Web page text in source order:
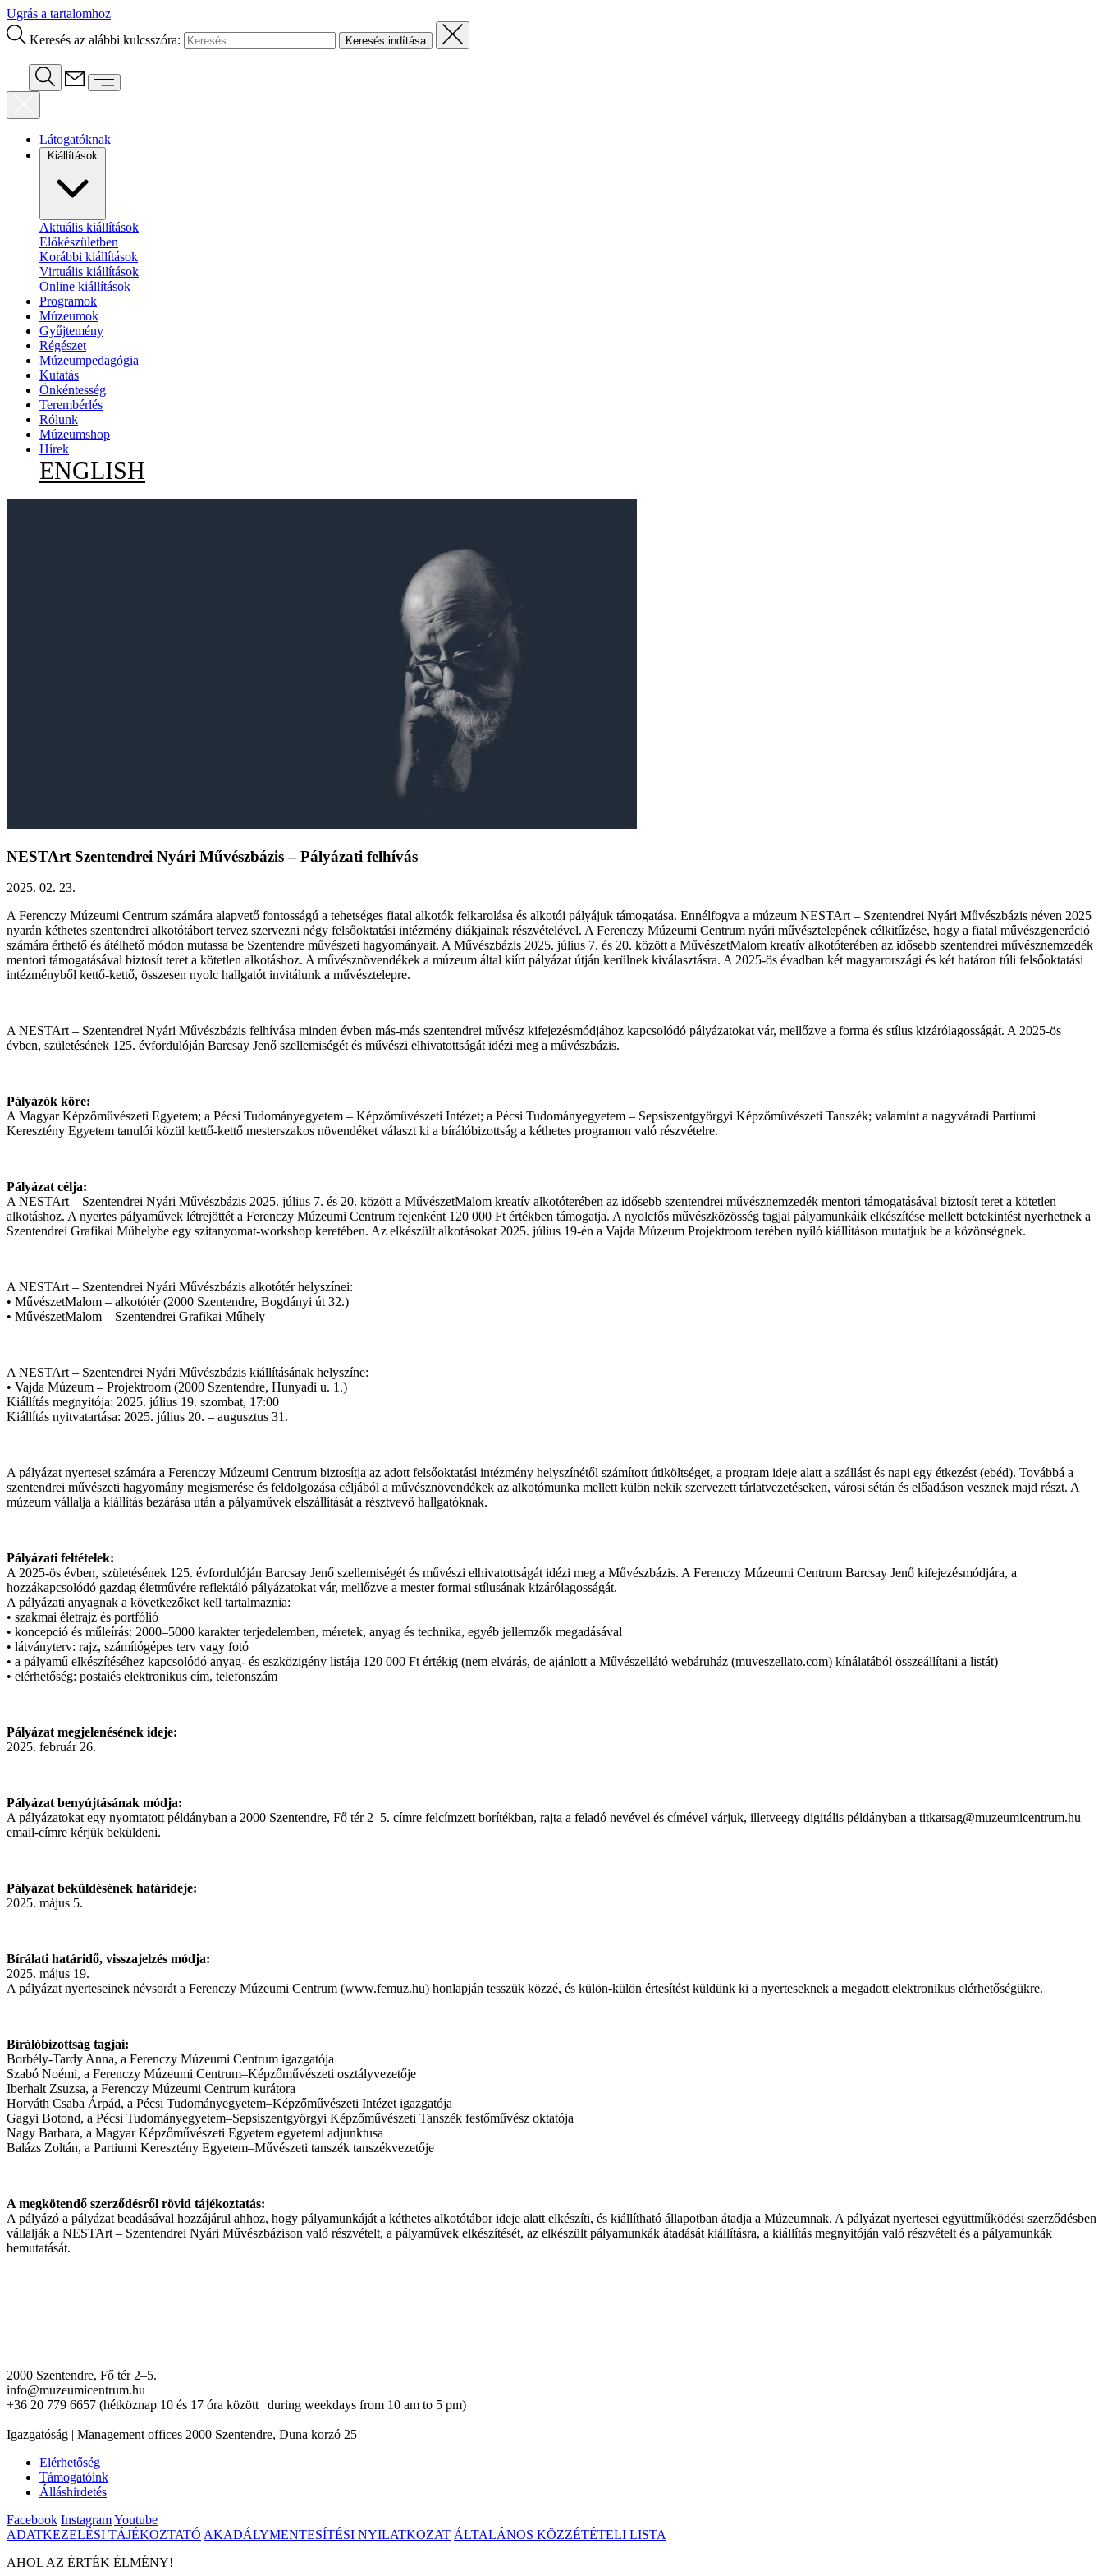
Ugrás a tartalomhoz
Keresés az alábbi kulcsszóra:
Látogatóknak
Kiállítások
Aktuális kiállítások
Előkészületben
Korábbi kiállítások
Virtuális kiállítások
Online kiállítások
Programok
Múzeumok
Gyűjtemény
Régészet
Múzeumpedagógia
Kutatás
Önkéntesség
Terembérlés
Rólunk
Múzeumshop
Hírek
ENGLISH
NESTArt Szentendrei Nyári Művészbázis – Pályázati felhívás
2025. 02. 23.
A Ferenczy Múzeumi Centrum számára alapvető fontosságú a tehetséges fiatal alkotók felkarolása és alkotói pályájuk támogatása. Ennélfogva a múzeum NESTArt – Szentendrei Nyári Művészbázis néven 2025
nyarán kéthetes szentendrei alkotótábort tervez szervezni négy felsőoktatási intézmény diákjainak részvételével. A Ferenczy Múzeumi Centrum nyári művésztelepének célkitűzése, hogy a fiatal művészgeneráció
számára érthető és átélhető módon mutassa be Szentendre művészeti hagyományait. A Művészbázis 2025. július 7. és 20. között a MűvészetMalom kreatív alkotóterében az idősebb szentendrei művésznemzedék
mentori támogatásával biztosít teret a kötetlen alkotáshoz. A művésznövendékek a múzeum által kiírt pályázat útján kerülnek kiválasztásra. A 2025-ös évadban két magyarországi és két határon túli felsőoktatási
intézményből kettő-kettő, összesen nyolc hallgatót invitálunk a művésztelepre.
A NESTArt – Szentendrei Nyári Művészbázis felhívása minden évben más-más szentendrei művész kifejezésmódjához kapcsolódó pályázatokat vár, mellőzve a forma és stílus kizárólagosságát. A 2025-ös
évben, születésének 125. évfordulóján Barcsay Jenő szellemiségét és művészi elhivatottságát idézi meg a művészbázis.
Pályázók köre:
A Magyar Képzőművészeti Egyetem; a Pécsi Tudományegyetem – Képzőművészeti Intézet; a Pécsi Tudományegyetem – Sepsiszentgyörgyi Képzőművészeti Tanszék; valamint a nagyváradi Partiumi
Keresztény Egyetem tanulói közül kettő-kettő mesterszakos növendéket választ ki a bírálóbizottság a kéthetes programon való részvételre.
Pályázat célja:
A NESTArt – Szentendrei Nyári Művészbázis 2025. július 7. és 20. között a MűvészetMalom kreatív alkotóterében az idősebb szentendrei művésznemzedék mentori támogatásával biztosít teret a kötetlen
alkotáshoz. A nyertes pályaművek létrejöttét a Ferenczy Múzeumi Centrum fejenként 120 000 Ft értékben támogatja. A nyolcfős művészközösség tagjai pályamunkáik elkészítése mellett betekintést nyerhetnek a
Szentendrei Grafikai Műhelybe egy szitanyomat-workshop keretében. Az elkészült alkotásokat 2025. július 19-én a Vajda Múzeum Projektroom terében nyíló kiállításon mutatjuk be a közönségnek.
A NESTArt – Szentendrei Nyári Művészbázis alkotótér helyszínei:
• MűvészetMalom – alkotótér (2000 Szentendre, Bogdányi út 32.)
• MűvészetMalom – Szentendrei Grafikai Műhely
A NESTArt – Szentendrei Nyári Művészbázis kiállításának helyszíne:
• Vajda Múzeum – Projektroom (2000 Szentendre, Hunyadi u. 1.)
Kiállítás megnyitója: 2025. július 19. szombat, 17:00
Kiállítás nyitvatartása: 2025. július 20. – augusztus 31.
A pályázat nyertesei számára a Ferenczy Múzeumi Centrum biztosítja az adott felsőoktatási intézmény helyszínétől számított útiköltséget, a program ideje alatt a szállást és napi egy étkezést (ebéd). Továbbá a
szentendrei művészeti hagyomány megismerése és feldolgozása céljából a művésznövendékek az alkotómunka mellett külön nekik szervezett tárlatvezetéseken, városi sétán és előadáson vesznek majd részt. A
múzeum vállalja a kiállítás bezárása után a pályaművek elszállítását a résztvevő hallgatóknak.
Pályázati feltételek:
A 2025-ös évben, születésének 125. évfordulóján Barcsay Jenő szellemiségét és művészi elhivatottságát idézi meg a Művészbázis. A Ferenczy Múzeumi Centrum Barcsay Jenő kifejezésmódjára, a
hozzákapcsolódó gazdag életművére reflektáló pályázatokat vár, mellőzve a mester formai stílusának kizárólagosságát.
A pályázati anyagnak a következőket kell tartalmaznia:
• szakmai életrajz és portfólió
• koncepció és műleírás: 2000–5000 karakter terjedelemben, méretek, anyag és technika, egyéb jellemzők megadásával
• látványterv: rajz, számítógépes terv vagy fotó
• a pályamű elkészítéséhez kapcsolódó anyag- és eszközigény listája 120 000 Ft értékig (nem elvárás, de ajánlott a Művészellátó webáruház (muveszellato.com) kínálatából összeállítani a listát)
• elérhetőség: postaiés elektronikus cím, telefonszám
Pályázat megjelenésének ideje:
2025. február 26.
Pályázat benyújtásának módja:
A pályázatokat egy nyomtatott példányban a 2000 Szentendre, Fő tér 2–5. címre felcímzett borítékban, rajta a feladó nevével és címével várjuk, illetveegy digitális példányban a titkarsag@muzeumicentrum.hu
email-címre kérjük beküldeni.
Pályázat beküldésének határideje:
2025. május 5.
Bírálati határidő, visszajelzés módja:
2025. május 19.
A pályázat nyerteseinek névsorát a Ferenczy Múzeumi Centrum (www.femuz.hu) honlapján tesszük közzé, és külön-külön értesítést küldünk ki a nyerteseknek a megadott elektronikus elérhetőségükre.
Bírálóbizottság tagjai:
Borbély-Tardy Anna, a Ferenczy Múzeumi Centrum igazgatója
Szabó Noémi, a Ferenczy Múzeumi Centrum–Képzőművészeti osztályvezetője
Iberhalt Zsuzsa, a Ferenczy Múzeumi Centrum kurátora
Horváth Csaba Árpád, a Pécsi Tudományegyetem–Képzőművészeti Intézet igazgatója
Gagyi Botond, a Pécsi Tudományegyetem–Sepsiszentgyörgyi Képzőművészeti Tanszék festőművész oktatója
Nagy Barbara, a Magyar Képzőművészeti Egyetem egyetemi adjunktusa
Balázs Zoltán, a Partiumi Keresztény Egyetem–Művészeti tanszék tanszékvezetője
A megkötendő szerződésről rövid tájékoztatás:
A pályázó a pályázat beadásával hozzájárul ahhoz, hogy pályamunkáját a kéthetes alkotótábor ideje alatt elkészíti, és kiállítható állapotban átadja a Múzeumnak. A pályázat nyertesei együttműködési szerződésben
vállalják a NESTArt – Szentendrei Nyári Művészbázison való részvételt, a pályaművek elkészítését, az elkészült pályamunkák átadását kiállításra, a kiállítás megnyitóján való részvételt és a pályamunkák
bemutatását.
2000 Szentendre, Fő tér 2–5.
info@muzeumicentrum.hu
+36 20 779 6657 (hétköznap 10 és 17 óra között | during weekdays from 10 am to 5 pm)
Igazgatóság | Management offices 2000 Szentendre, Duna korzó 25
Elérhetőség
Támogatóink
Álláshirdetés
Facebook InstagramYoutube
ADATKEZELÉSI TÁJÉKOZTATÓ AKADÁLYMENTESÍTÉSI NYILATKOZAT ÁLTALÁNOS KÖZZÉTÉTELI LISTA
AHOL AZ ÉRTÉK ÉLMÉNY!